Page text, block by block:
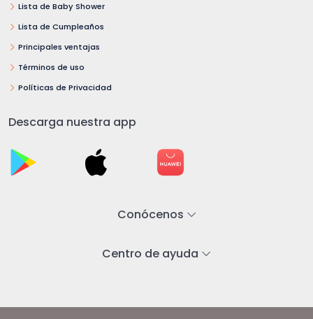
Lista de Baby Shower
Lista de Cumpleaños
Principales ventajas
Términos de uso
Políticas de Privacidad
Descarga nuestra app
Conócenos
Centro de ayuda